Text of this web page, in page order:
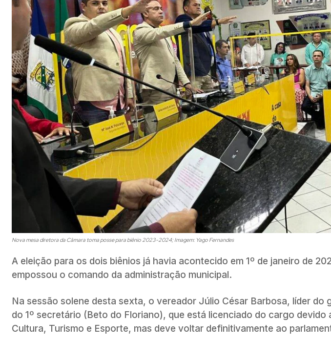
Nova mesa diretora da Câmara toma posse para biênio 2023-2024; Imagem: Yago Fernandes
A eleição para os dois biênios já havia acontecido em 1º de janeiro de
empossou o comando da administração municipal.
Na sessão solene desta sexta, o vereador Júlio César Barbosa, líder do
do 1º secretário (Beto do Floriano), que está licenciado do cargo devido
Cultura, Turismo e Esporte, mas deve voltar definitivamente ao